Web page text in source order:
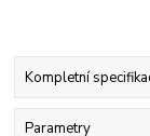
Kompletní
Parametry